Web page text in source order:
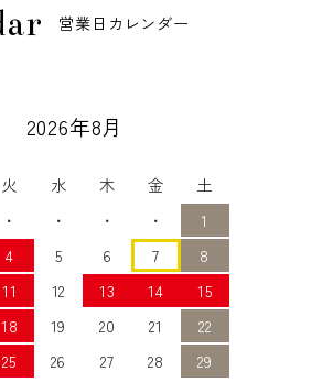
営業日カレンダー
2026年8月
火 水 木 金
土
・ ・ ・ ・
1
4 5 6 7
8
11 12 13 14
15
18 19 20 21
22
25 26 27 28
29